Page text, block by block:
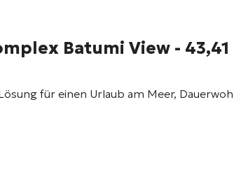
Batumi View - 43,41
für einen Urlaub am Meer,